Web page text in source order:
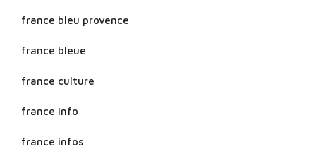
france bleu provence
france bleue
france culture
france info
france infos